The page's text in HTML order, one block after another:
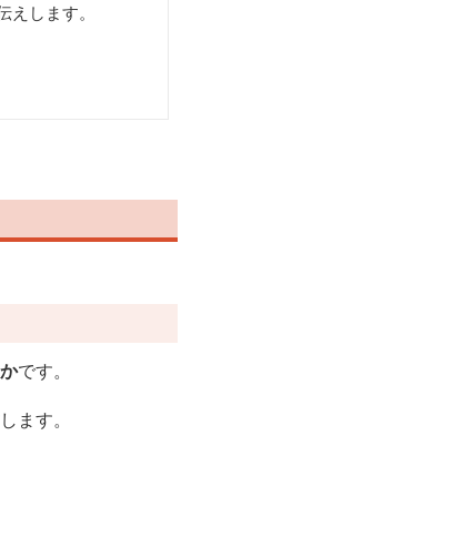
します。
です。
ます。